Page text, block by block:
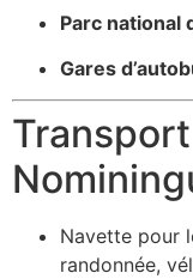
Parc national
Gares
Navette pour
randonnée,